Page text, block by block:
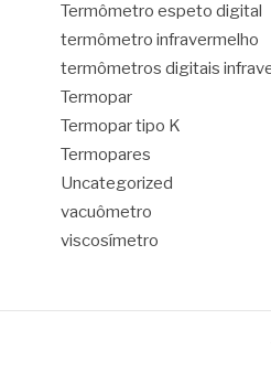
Termômetro espeto digital
termômetro infravermelho
termômetros digitais
Termopar
Termopar tipo K
Termopares
Uncategorized
vacuômetro
viscosímetro